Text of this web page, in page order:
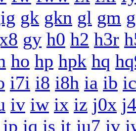
gk gkn gl gm
gy h0 h2 h3r
ho hp hpk hq
i7i i8 i8h ia ib ic
iv iw ix iz j0x
jp jq js jt ju7 jv